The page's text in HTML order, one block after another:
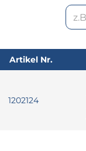
Artikel Nr.
1202124